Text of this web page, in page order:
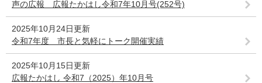
声の広報 広報たかはし令和7年10月号(252号)
2025年10月24日更新
令和7年度 市長と気軽にトーク開催実績
2025年10月15日更新
広報たかはし 令和7（2025）年10月号